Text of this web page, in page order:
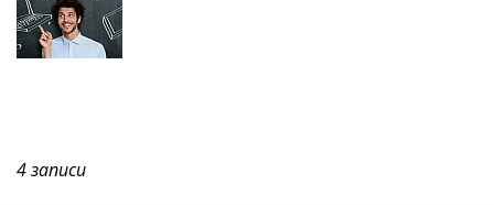
4 записи